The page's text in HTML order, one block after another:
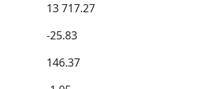
13 717.27
-25.83
146.37